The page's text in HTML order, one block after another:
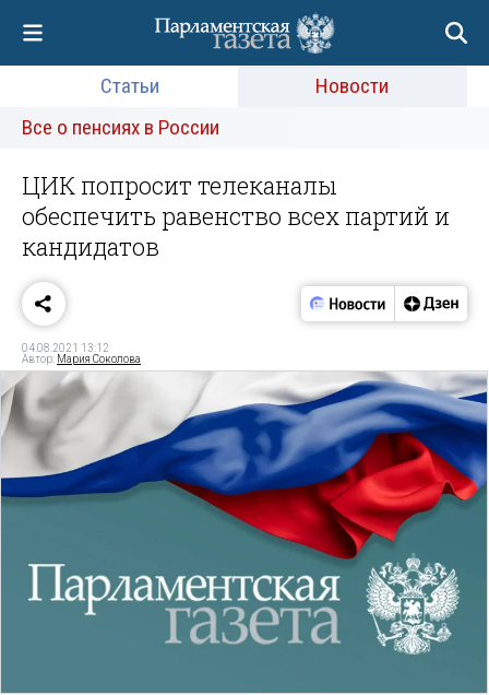
Статьи
Новости
Все о пенсиях в России
ЦИК попросит телеканалы
обеспечить равенство всех партий и
кандидатов
04.08.2021 13:12
Автор: Мария Соколова